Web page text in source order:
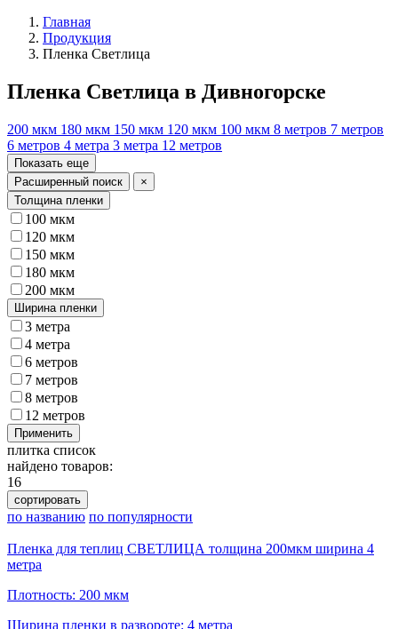
Главная
Продукция
Пленка Светлица
Пленка Светлица в Дивногорске
200 мкм 180 мкм 150 мкм 120 мкм 100 мкм 8 метров 7 метров
6 метров 4 метра 3 метра 12 метров
Показать еще
Расширенный поиск
×
Толщина пленки
100 мкм
120 мкм
150 мкм
180 мкм
200 мкм
Ширина пленки
3 метра
4 метра
6 метров
7 метров
8 метров
12 метров
Применить
плитка список
найдено товаров:
16
сортировать
по названию по популярности
Пленка для теплиц СВЕТЛИЦА толщина 200мкм ширина 4
метра
Плотность: 200 мкм
Ширина пленки в развороте: 4 метра